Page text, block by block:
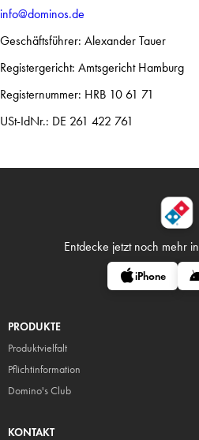
info@dominos.de
Geschäftsführer: Alexander Tauer
Registergericht: Amtsgericht Hamburg
Registernummer: HRB 10 61 71
USt-IdNr.: DE 261 422 761
Entdecke jetzt noch mehr in
iPhone
PRODUKTE
Produktvielfalt
Pflichtinformation
Domino's Club
KONTAKT